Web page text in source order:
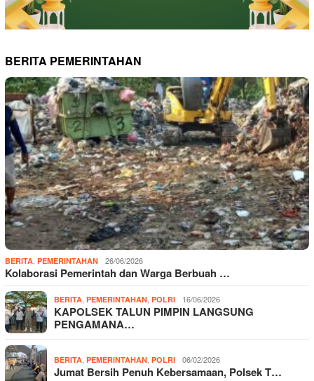
BERITA PEMERINTAHAN
BERITA, PEMERINTAHAN 26/06/2026
Kolaborasi Pemerintah dan Warga Berbuah …
BERITA, PEMERINTAHAN, POLRI 16/06/2026
KAPOLSEK TALUN PIMPIN LANGSUNG
PENGAMANA…
BERITA, PEMERINTAHAN, POLRI 06/02/2026
Jumat Bersih Penuh Kebersamaan, Polsek T…